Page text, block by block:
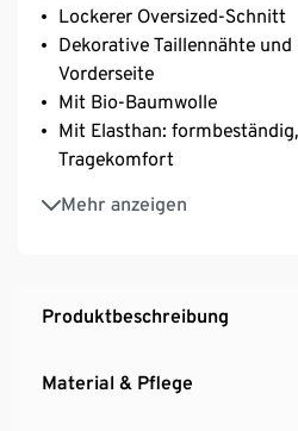
Lockerer Oversized-Schnitt
Dekorative Taillennähte
Vorderseite
Mit Bio-Baumwolle
Mit Elasthan:
Tragekomfort
Mehr anzeigen
V-Ausschnitt
Produktbeschreibung
Material & Pflege